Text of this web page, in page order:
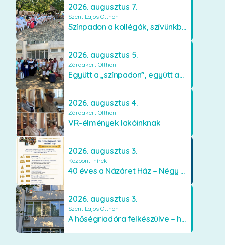
2026. augusztus 7.
Szent Lajos Otthon
Színpadon a kollégák, szívünkben a lakók
2026. augusztus 5.
Zárdakert Otthon
Együtt a „színpadon”, együtt az élményekért 🎭✨
2026. augusztus 4.
Zárdakert Otthon
VR-élmények lakóinknak
2026. augusztus 3.
Központi hírek
40 éves a Názáret Ház – Négy évtized szeretetben és gondoskodásban
2026. augusztus 3.
Szent Lajos Otthon
A hőségriadóra felkészülve – hűsítő fejlesztések a Szent Lajos Otthonban